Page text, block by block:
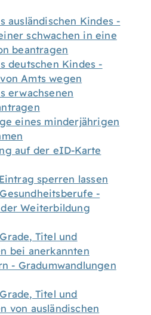
ausländischen Kindes -
schwachen in eine
beantragen
deutschen Kindes -
Amts wegen
erwachsenen
eines minderjährigen
auf der eID-Karte
sperren lassen
-
Weiterbildung
Titel und
bei anerkannten
- Gradumwandlungen
Titel und
von ausländischen